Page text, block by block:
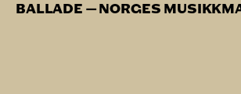
BALLADE — NORGES